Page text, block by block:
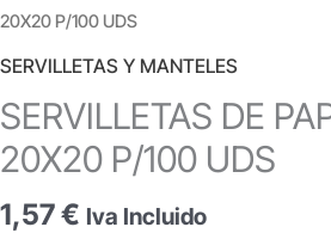
20X20 P/100 UDS
SERVILLETAS Y MANTELES
SERVILLETAS DE
20X20 P/100 UDS
1,57€ Iva Incluido